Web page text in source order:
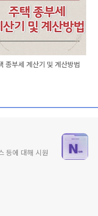
종부세 계산기 및 계산방법
등에 대해 시원